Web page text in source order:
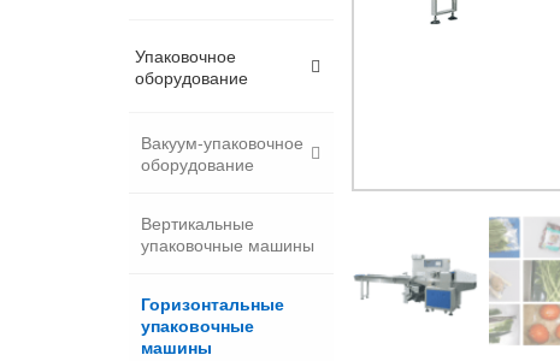
Упаковочное
оборудование
Вакуум-упаковочное
оборудование
Вертикальные
упаковочные машины
Горизонтальные
упаковочные
машины